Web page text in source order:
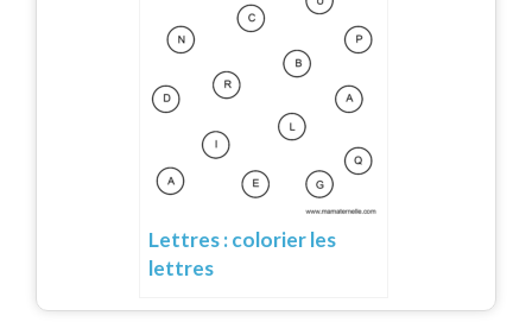
Lettres : colorier les
lettres